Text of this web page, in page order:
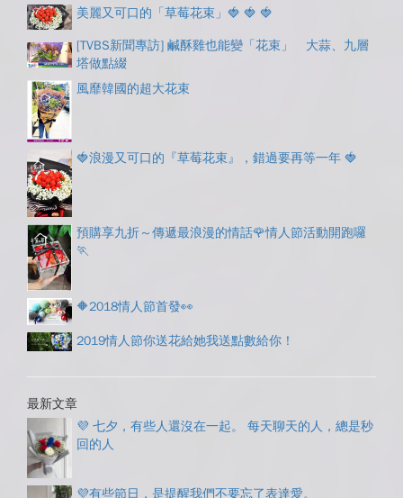
美麗又可口的「草莓花束」🍓 🍓 🍓
[TVBS新聞專訪] 鹹酥雞也能變「花束」 大蒜、九層
塔做點綴
風靡韓國的超大花束
🍓浪漫又可口的『草莓花束』，錯過要再等一年 🍓
預購享九折～傳遞最浪漫的情話🌹情人節活動開跑囉
🏃
🔶2018情人節首發👀
2019情人節你送花給她我送點數給你！
最新文章
💜 七夕，有些人還沒在一起。 每天聊天的人，總是秒
回的人
💜有些節日，是提醒我們不要忘了表達愛。